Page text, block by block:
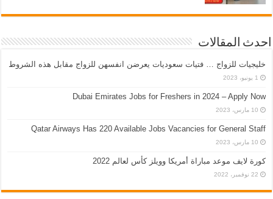
احدث المقالات
خليجيات للزواج … فتيات سعوديات يعرضن انفسهن للزواج مقابل هذه الشروط
1 يونيو، 2023
Dubai Emirates Jobs for Freshers in 2024 – Apply Now
10 مارس، 2023
Qatar Airways Has 220 Available Jobs Vacancies for General Staff
10 مارس، 2023
كورة لايف موعد مباراة أمريكا وويلز كأس لعالم 2022
22 نوفمبر، 2022